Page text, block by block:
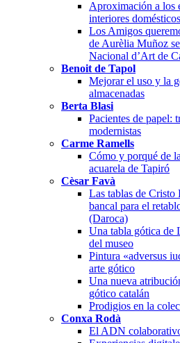
Aproximación a los
interiores
Los Amigos
de Aurèlia Muñoz
Nacional d’Art de
Benoit de Tapol
Mejorar el uso y la
almacenadas
Berta Blasi
Pacientes de papel:
modernistas
Carme Ramells
Cómo y porqué de
acuarela de Tapiró
Cèsar Favà
Las tablas de Cristo
bancal para el
(Daroca)
Una tabla gótica de
del museo
Pintura «adversus
arte gótico
Una nueva
gótico catalán
Prodigios en la
Conxa Rodà
El ADN